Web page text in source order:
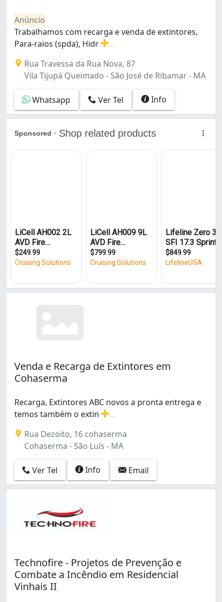
Vila Palmeira (1)
Vinhais (1)
Anúncio
Trabalhamos com recarga e venda de extintores,
Para-raios (spda), Hidr
Rua Travessa da Rua Nova, 87
Vila Tijupá Queimado - São José de Ribamar - MA
Whatsapp Ver Tel Info
Venda e Recarga de Extintores em
Cohaserma
Recarga, Extintores ABC novos a pronta entrega e
temos também o extin
Rua Dezoito, 16 cohaserma
Cohaserma - São Luís - MA
Ver Tel Info Email
Technofire - Projetos de Prevenção e
Combate a Incêndio em Residencial
Vinhais II